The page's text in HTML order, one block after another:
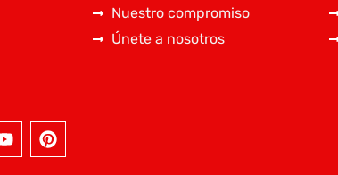
Nuestro compromiso
Únete a nosotros